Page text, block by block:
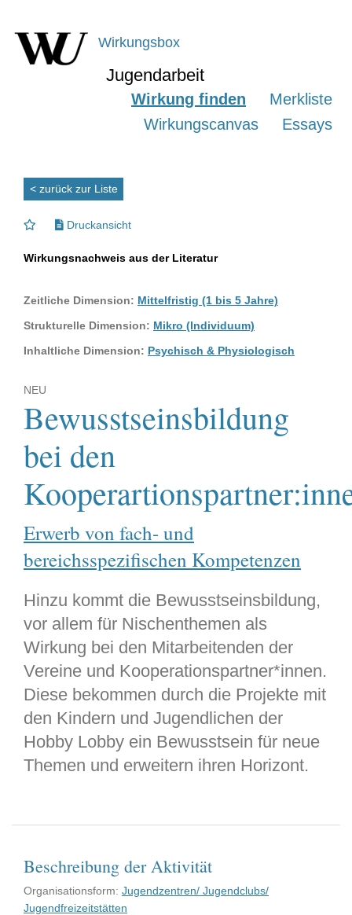
Wirkungsbox
Jugendarbeit
Wirkung finden
Merkliste
Wirkungscanvas
Essays
< zurück zur Liste
Druckansicht
Wirkungsnachweis aus der Literatur
Zeitliche Dimension: Mittelfristig (1 bis 5 Jahre)
Strukturelle Dimension: Mikro (Individuum)
Inhaltliche Dimension: Psychisch & Physiologisch
NEU
Bewusstseinsbildung
bei den
Erwerb von fach- und
bereichsspezifischen Kompetenzen
Hinzu kommt die Bewusstseinsbildung,
vor allem für Nischenthemen als
Wirkung bei den Mitarbeitenden der
Vereine und Kooperationspartner*innen.
Diese bekommen durch die Projekte mit
den Kindern und Jugendlichen der
Hobby Lobby ein Bewusstsein für neue
Themen und erweitern ihren Horizont.
Beschreibung der Aktivität
Organisationsform: Jugendzentren/ Jugendclubs/
Jugendfreizeitstätten